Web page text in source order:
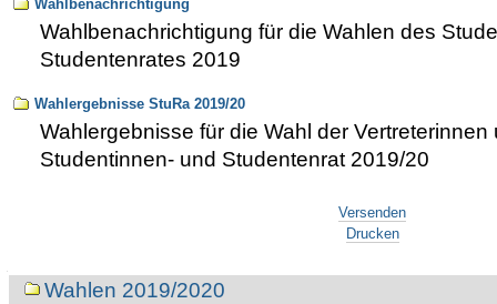
Wahlbenachrichtigung
Wahlbenachrichtigung für die Wahlen des
Studentenrates 2019
Wahlergebnisse StuRa 2019/20
Wahlergebnisse für die Wahl der Vertreterinnen
Studentinnen- und Studentenrat 2019/20
Versenden
Drucken
NavigationWahlen 2019/2020